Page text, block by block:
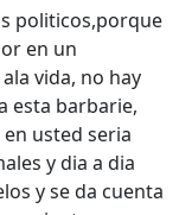
politicos,porque
en un
vida, no hay
esta barbarie,
usted seria
y dia a dia
y se da cuenta